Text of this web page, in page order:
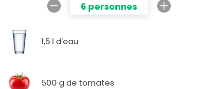
6 personnes
1,5 l d'eau
500 g de tomates